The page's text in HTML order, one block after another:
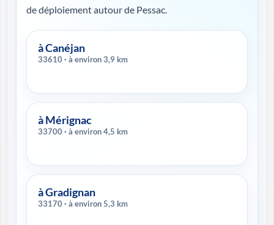
de déploiement autour de Pessac.
à Canéjan
33610 · à environ 3,9 km
à Mérignac
33700 · à environ 4,5 km
à Gradignan
33170 · à environ 5,3 km